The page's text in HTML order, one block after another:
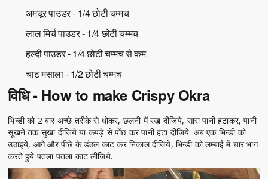
अमचूर पाउडर - 1/4 छोटी चम्मच
लाल मिर्च पाउडर - 1/4 छोटी चम्मच
हल्दी पाउडर - 1/4 छोटी चम्मच से कम
चाट मसाला - 1/2 छोटी चम्मच
विधि - How to make Crispy Okra
भिन्डी को 2 बार अच्छे तरीके से धोकर, छलनी में रख दीजिये, सारा पानी हटाकर, पानी
सूखने तक सुखा दीजिये या कपड़े से पोंछ कर पानी हटा दीजिये. अब एक भिन्डी को
उठाइये, आगे और पीछे के डंठल काट कर निकाल दीजिये, भिन्डी को लम्बाई में चार भाग
करते हुये पतला पतला काट लीजिये.